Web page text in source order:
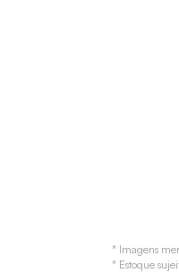
* Imagens
* Estoque